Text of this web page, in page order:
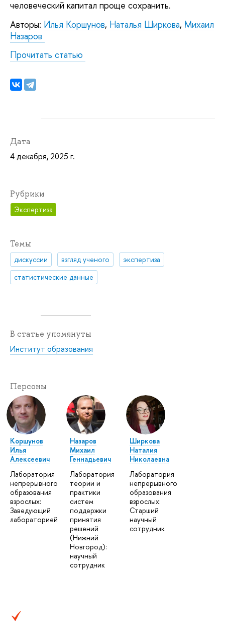
человеческий капитал проще сохранить.
Авторы: Илья Коршунов, Наталья Ширкова, Михаил
Назаров
Прочитать статью
Дата
4 декабря, 2025 г.
Рубрики
Экспертиза
Темы
дискуссии взгляд ученого
экспертиза
статистические данные
В статье упомянуты
Институт образования
Персоны
Коршунов
Илья
Алексеевич
Лаборатория
непрерывного
образования
взрослых:
Заведующий
лабораторией
Назаров
Михаил
Геннадьевич
Лаборатория
теории и
практики
систем
поддержки
принятия
решений
(Нижний
Новгород):
научный
сотрудник
Ширкова
Наталия
Николаевна
Лаборатория
непрерывного
образования
взрослых:
Старший
научный
сотрудник